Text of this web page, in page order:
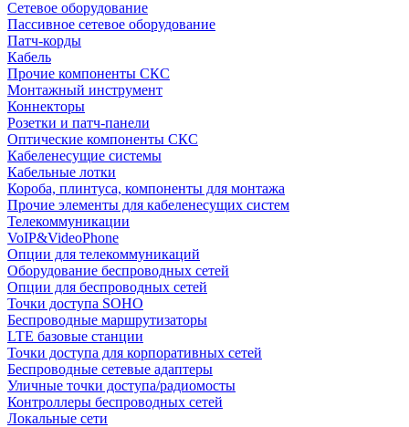
Сетевое оборудование
Пассивное сетевое оборудование
Патч-корды
Кабель
Прочие компоненты СКС
Монтажный инструмент
Коннекторы
Розетки и патч-панели
Оптические компоненты СКС
Кабеленесущие системы
Кабельные лотки
Короба, плинтуса, компоненты для монтажа
Прочие элементы для кабеленесущих систем
Телекоммуникации
VoIP&VideoPhone
Опции для телекоммуникаций
Оборудование беспроводных сетей
Опции для беспроводных сетей
Точки доступа SOHO
Беспроводные маршрутизаторы
LTE базовые станции
Точки доступа для корпоративных сетей
Беспроводные сетевые адаптеры
Уличные точки доступа/радиомосты
Контроллеры беспроводных сетей
Локальные сети